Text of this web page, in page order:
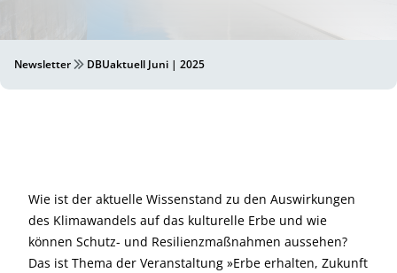
Newsletter DBUaktuell Juni | 2025
Wie ist der aktuelle Wissenstand zu den Auswirkungen
des Klimawandels auf das kulturelle Erbe und wie
können Schutz- und Resilienzmaßnahmen aussehen?
Das ist Thema der Veranstaltung »Erbe erhalten, Zukunft